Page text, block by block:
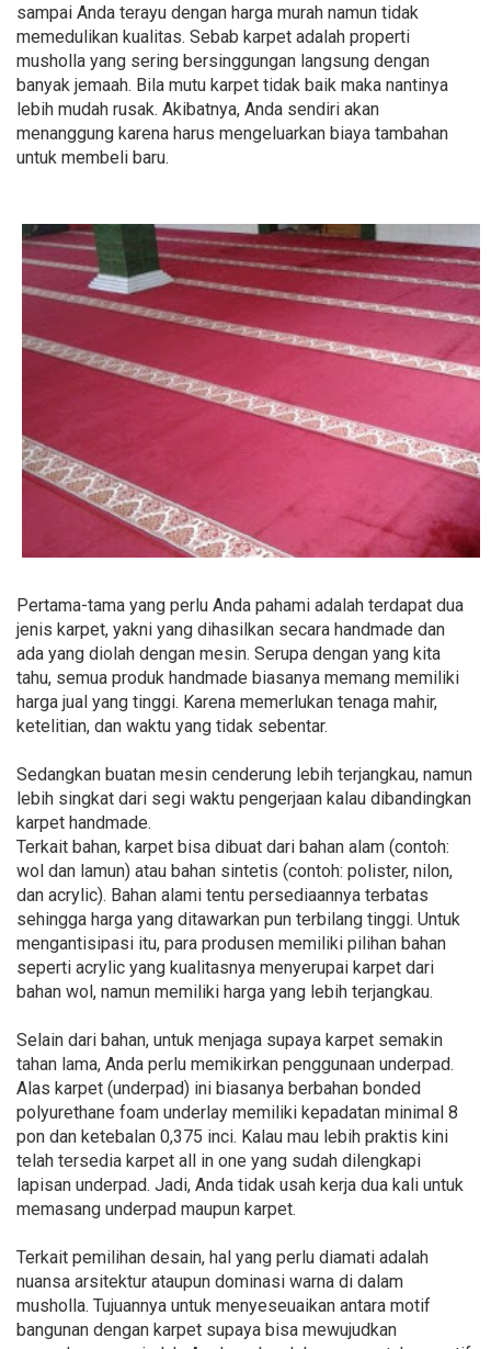
sampai Anda terayu dengan harga murah namun tidak
memedulikan kualitas. Sebab karpet adalah properti
musholla yang sering bersinggungan langsung dengan
banyak jemaah. Bila mutu karpet tidak baik maka nantinya
lebih mudah rusak. Akibatnya, Anda sendiri akan
menanggung karena harus mengeluarkan biaya tambahan
untuk membeli baru.
Pertama-tama yang perlu Anda pahami adalah terdapat dua
jenis karpet, yakni yang dihasilkan secara handmade dan
ada yang diolah dengan mesin. Serupa dengan yang kita
tahu, semua produk handmade biasanya memang memiliki
harga jual yang tinggi. Karena memerlukan tenaga mahir,
ketelitian, dan waktu yang tidak sebentar.
Sedangkan buatan mesin cenderung lebih terjangkau, namun
lebih singkat dari segi waktu pengerjaan kalau dibandingkan
karpet handmade.
Terkait bahan, karpet bisa dibuat dari bahan alam (contoh:
wol dan lamun) atau bahan sintetis (contoh: polister, nilon,
dan acrylic). Bahan alami tentu persediaannya terbatas
sehingga harga yang ditawarkan pun terbilang tinggi. Untuk
mengantisipasi itu, para produsen memiliki pilihan bahan
seperti acrylic yang kualitasnya menyerupai karpet dari
bahan wol, namun memiliki harga yang lebih terjangkau.
Selain dari bahan, untuk menjaga supaya karpet semakin
tahan lama, Anda perlu memikirkan penggunaan underpad.
Alas karpet (underpad) ini biasanya berbahan bonded
polyurethane foam underlay memiliki kepadatan minimal 8
pon dan ketebalan 0,375 inci. Kalau mau lebih praktis kini
telah tersedia karpet all in one yang sudah dilengkapi
lapisan underpad. Jadi, Anda tidak usah kerja dua kali untuk
memasang underpad maupun karpet.
Terkait pemilihan desain, hal yang perlu diamati adalah
nuansa arsitektur ataupun dominasi warna di dalam
musholla. Tujuannya untuk menyeseuaikan antara motif
bangunan dengan karpet supaya bisa mewujudkan